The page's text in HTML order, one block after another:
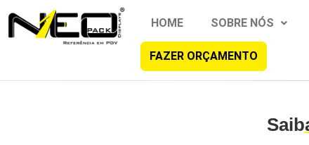
HOME SOBRE NÓS
FAZER ORÇAMENTO